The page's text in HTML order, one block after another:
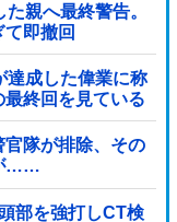
親へ最終警告。
即撤回
達成した偉業に称
終回を見ている
官隊が排除、その
……
部を強打しCT検